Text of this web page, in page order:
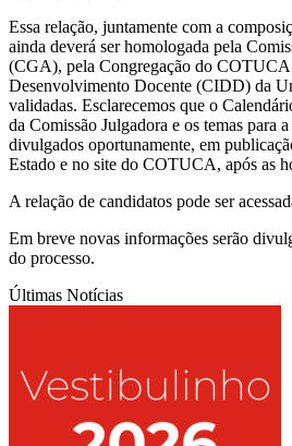
Essa relação, juntamente com a
ainda deverá ser homologada pela
(CGA), pela Congregação do COTUCA
Desenvolvimento Docente (CIDD) da
validadas. Esclarecemos que o
da Comissão Julgadora e os temas para
divulgados oportunamente, em
Estado e no site do COTUCA, após as
A relação de candidatos pode ser
Em breve novas informações serão
do processo.
Últimas Notícias